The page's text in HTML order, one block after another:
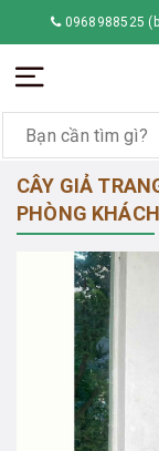
0968988525
CÂY GIẢ
PHÒNG